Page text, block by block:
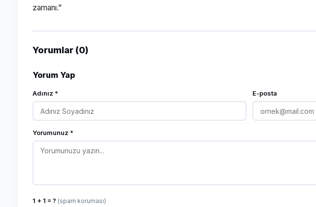
zamanı.”
Yorumlar (0)
Yorum Yap
Adınız * E-posta
Yorumunuz *
1 + 1 = ? (spam koruması)